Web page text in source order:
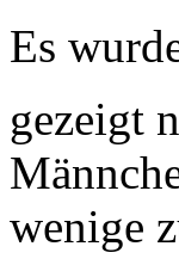
Es
gezeigt
wenige